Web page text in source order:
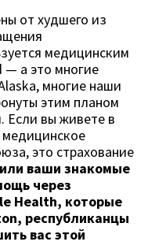
от худшего из
медицинским
— а это многие
многие наши
этим планом
Если вы живете в
это страхование
ваши знакомые
через
Health, которые
республиканцы
вас этой